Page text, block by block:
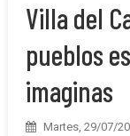
Villa del
pueblos
imaginas
Martes, 29/07/